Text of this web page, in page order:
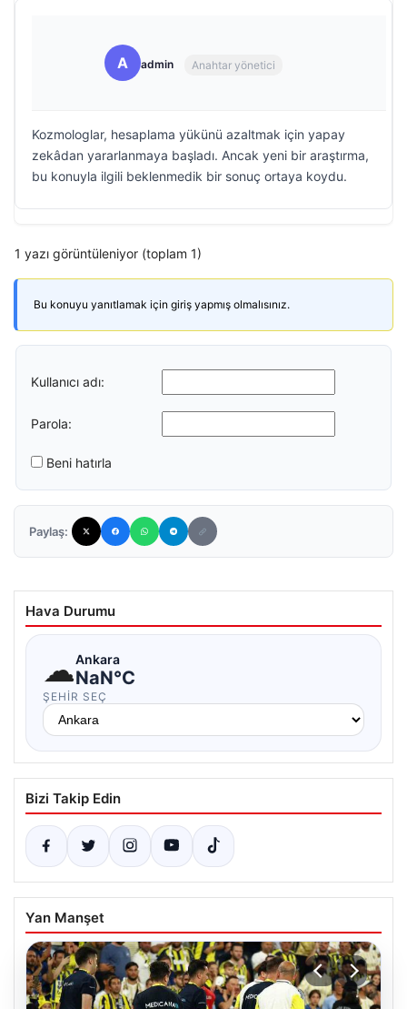
A admin Anahtar yönetici
Kozmologlar, hesaplama yükünü azaltmak için yapay
zekâdan yararlanmaya başladı. Ancak yeni bir araştırma,
bu konuyla ilgili beklenmedik bir sonuç ortaya koydu.
1 yazı görüntüleniyor (toplam 1)
Bu konuyu yanıtlamak için giriş yapmış olmalısınız.
Kullanıcı adı:
Parola:
Beni hatırla
Paylaş:
Hava Durumu
☁Ankara
NaN°C
ŞEHIR SEÇ
Bizi Takip Edin
Yan Manşet